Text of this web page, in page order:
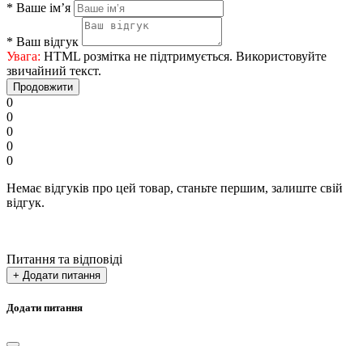
* Ваше ім’я
* Ваш відгук
Увага: HTML розмітка не підтримується. Використовуйте
звичайний текст.
Продовжити
0
0
0
0
0
Немає відгуків про цей товар, станьте першим, залиште свій
відгук.
Питання та відповіді
+ Додати питання
Додати питання